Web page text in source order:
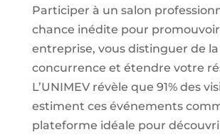
Participer à un salon
chance inédite pour
entreprise, vous distinguer de la
concurrence et étendre votre
L’UNIMEV révèle que 91% des
estiment ces événements
plateforme idéale pour